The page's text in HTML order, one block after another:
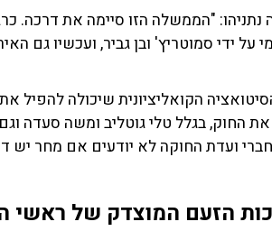
"הממשלה הזו סיימה את דרכה.
על ידי סמוטריץ' ובן גביר, ועכשיו גם
הקואליציונית שיכולה
החוק, בגלל טלי גוטליב ומשה סעדה
ועדת החוקה לא יודעים אם מחר יש
הזעם המוצדק של ראשי